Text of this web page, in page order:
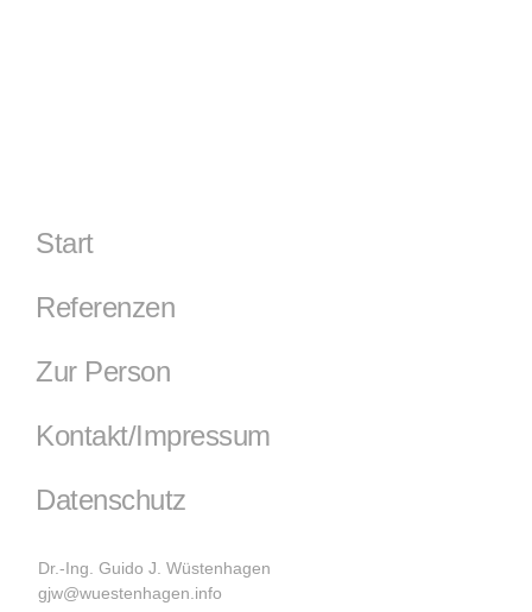
Start
Referenzen
Zur Person
Kontakt/Impressum
Datenschutz
Dr.-Ing. Guido J. Wüstenhagen
gjw@wuestenhagen.info